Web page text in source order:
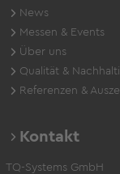
News
Messen & Events
Über uns
Qualität &
Referenzen &
Kontakt
TQ-Systems GmbH